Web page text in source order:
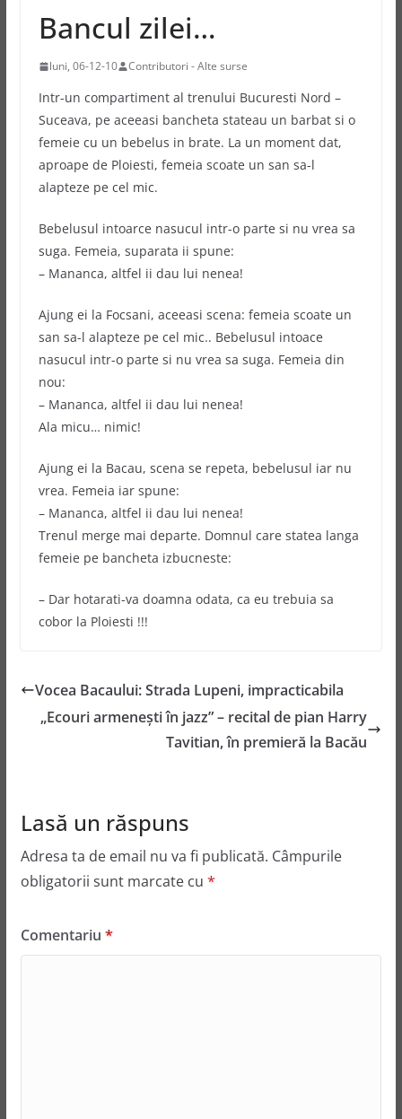
Bancul zilei…
luni, 06-12-10 Contributori - Alte surse
Intr-un compartiment al trenului Bucuresti Nord –
Suceava, pe aceeasi bancheta stateau un barbat si o
femeie cu un bebelus in brate. La un moment dat,
aproape de Ploiesti, femeia scoate un san sa-l
alapteze pe cel mic.
Bebelusul intoarce nasucul intr-o parte si nu vrea sa
suga. Femeia, suparata ii spune:
– Mananca, altfel ii dau lui nenea!
Ajung ei la Focsani, aceeasi scena: femeia scoate un
san sa-l alapteze pe cel mic.. Bebelusul intoace
nasucul intr-o parte si nu vrea sa suga. Femeia din
nou:
– Mananca, altfel ii dau lui nenea!
Ala micu… nimic!
Ajung ei la Bacau, scena se repeta, bebelusul iar nu
vrea. Femeia iar spune:
– Mananca, altfel ii dau lui nenea!
Trenul merge mai departe. Domnul care statea langa
femeie pe bancheta izbucneste:
– Dar hotarati-va doamna odata, ca eu trebuia sa
cobor la Ploiesti !!!
Vocea Bacaului: Strada Lupeni, impracticabila
„Ecouri armeneşti în jazz” – recital de pian Harry
Tavitian, în premieră la Bacău
Lasă un răspuns
Adresa ta de email nu va fi publicată. Câmpurile
obligatorii sunt marcate cu *
Comentariu *